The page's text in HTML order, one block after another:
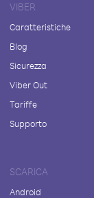
VIBER
Caratteristiche
Blog
Sicurezza
Viber Out
Tariffe
Supporto
SCARICA
Android